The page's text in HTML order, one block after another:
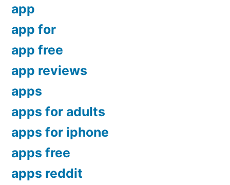
app
app for
app free
app reviews
apps
apps for adults
apps for iphone
apps free
apps reddit